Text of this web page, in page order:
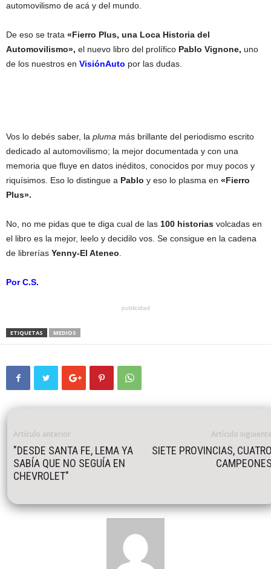
automovilismo de acá y del mundo.
De eso se trata «Fierro Plus, una Loca Historia del
Automovilismo», el nuevo libro del prolífico Pablo Vignone, uno
de los nuestros en VisiónAuto por las dudas.
Vos lo debés saber, la pluma más brillante del periodismo escrito
dedicado al automovilismo; la mejor documentada y con una
memoria que fluye en datos inéditos, conocidos por muy pocos y
riquísimos. Eso lo distingue a Pablo y eso lo plasma en «Fierro
Plus».
No, no me pidas que te diga cual de las 100 historias volcadas en
el libro es la mejor, leelo y decidilo vos. Se consigue en la cadena
de librerías Yenny-El Ateneo
Por C.S.
publicidad
ETIQUETAS MEDIOS
Artículo anterior
"DESDE SANTA FE, LEMA YA
SABÍA QUE NO SEGUÍA EN
CHEVROLET"
Artículo
SIETE PROVINCIAS,